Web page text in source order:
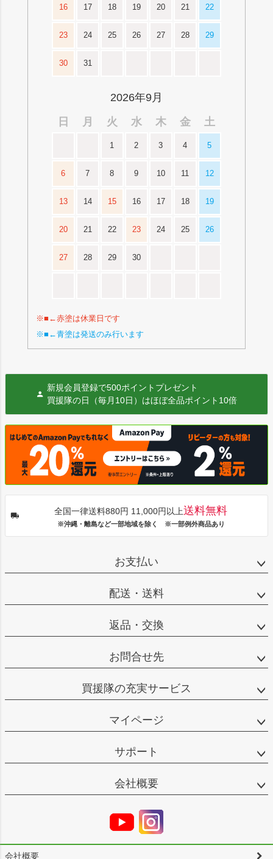
16 17 18 19 20 21 22
23 24 25 26 27 28 29
30 31
2026年9月
日
月 火 水 木 金 土
1 2 3 4 5
6 7 8 9 10 11 12
13 14 15 16 17 18 19
20 21 22 23 24 25 26
27 28 29 30
※■←赤塗は休業日です
※■←青塗は発送のみ行います
新規会員登録で500ポイントプレゼント
買援隊の日（毎月10日）はほぼ全品ポイント10倍
全国一律送料880円 11,000円以上送料無料
※沖縄・離島など一部地域を除く ※一部例外商品あり
お支払い
配送・送料
返品・交換
お問合せ先
買援隊の充実サービス
マイページ
サポート
会社概要
会社概要